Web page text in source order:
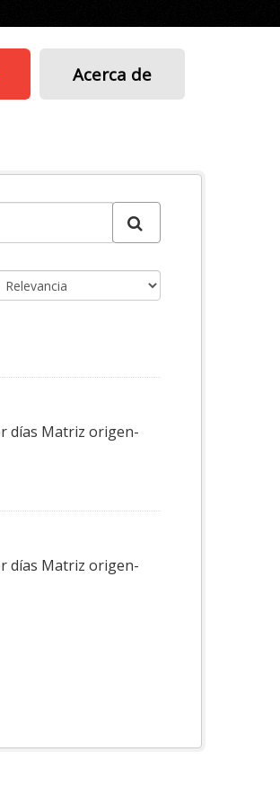
Acerca de
días Matriz origen-
días Matriz origen-